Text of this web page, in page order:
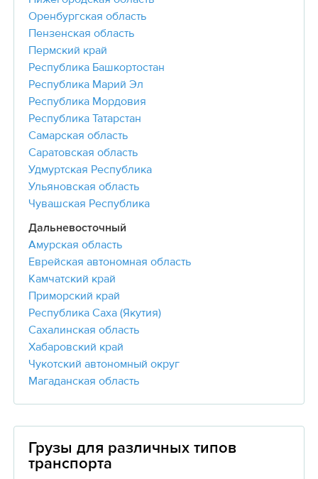
Оренбургская область
Пензенская область
Пермский край
Республика Башкортостан
Республика Марий Эл
Республика Мордовия
Республика Татарстан
Самарская область
Саратовская область
Удмуртская Республика
Ульяновская область
Чувашская Республика
Дальневосточный
Амурская область
Еврейская автономная область
Камчатский край
Приморский край
Республика Саха (Якутия)
Сахалинская область
Хабаровский край
Чукотский автономный округ
Магаданская область
Грузы для различных типов
транспорта